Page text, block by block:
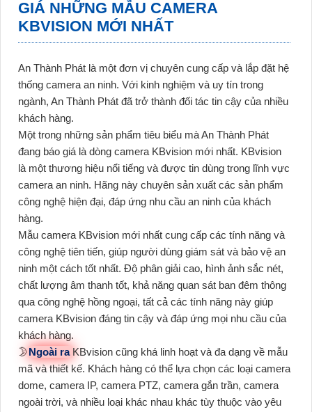
GIÁ NHỮNG MẪU CAMERA
KBVISION MỚI NHẤT
An Thành Phát là một đơn vị chuyên cung cấp và lắp đặt hệ
thống camera an ninh. Với kinh nghiệm và uy tín trong
ngành, An Thành Phát đã trở thành đối tác tin cậy của nhiều
khách hàng.
Một trong những sản phẩm tiêu biểu mà An Thành Phát
đang báo giá là dòng camera KBvision mới nhất. KBvision
là một thương hiệu nổi tiếng và được tin dùng trong lĩnh vực
camera an ninh. Hãng này chuyên sản xuất các sản phẩm
công nghệ hiện đại, đáp ứng nhu cầu an ninh của khách
hàng.
Mẫu camera KBvision mới nhất cung cấp các tính năng và
công nghệ tiên tiến, giúp người dùng giám sát và bảo vệ an
ninh một cách tốt nhất. Độ phân giải cao, hình ảnh sắc nét,
chất lượng âm thanh tốt, khả năng quan sát ban đêm thông
qua công nghệ hồng ngoại, tất cả các tính năng này giúp
camera KBvision đáng tin cậy và đáp ứng mọi nhu cầu của
khách hàng.
🌛Ngoài ra KBvision cũng khá linh hoạt và đa dạng về mẫu
mã và thiết kế. Khách hàng có thể lựa chọn các loại camera
dome, camera IP, camera PTZ, camera gắn trần, camera
ngoài trời, và nhiều loại khác nhau khác tùy thuộc vào yêu